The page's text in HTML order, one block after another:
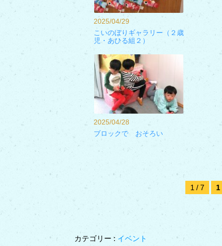
2025/04/29
こいのぼりギャラリー（２歳
児・あひる組２）
2025/04/28
ブロックで おそろい
1 / 7 1
カテゴリー : イベント